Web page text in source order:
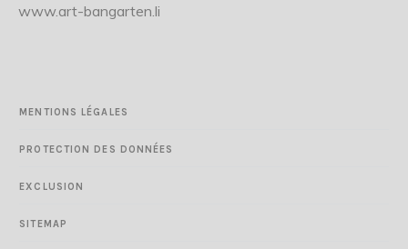
www.art-bangarten.li
MENTIONS LÉGALES
PROTECTION DES DONNÉES
EXCLUSION
SITEMAP